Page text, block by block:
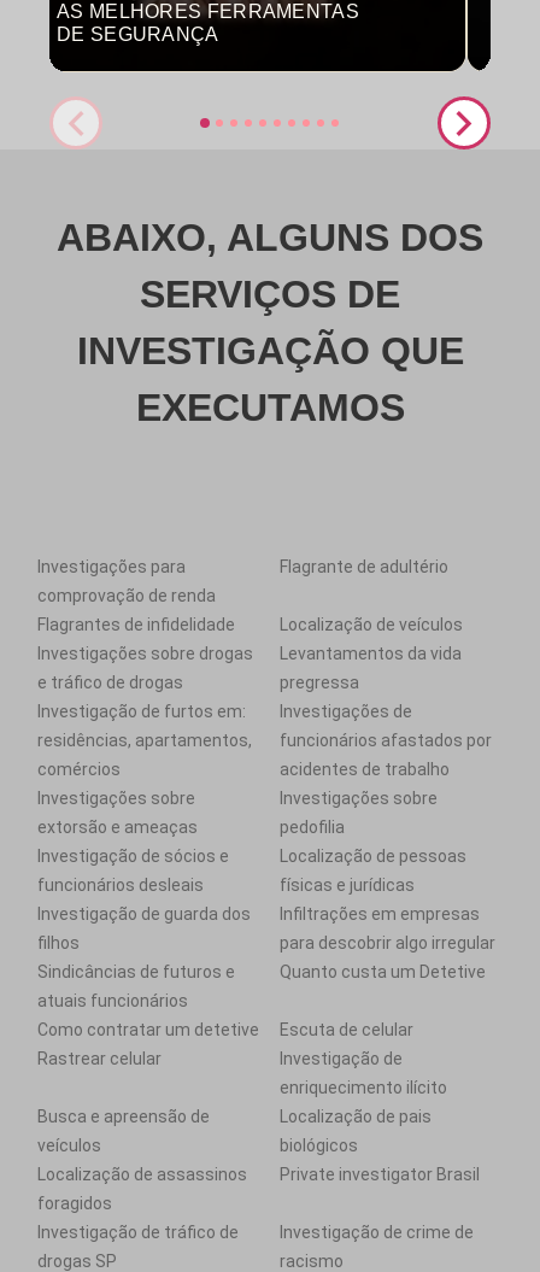
AS MELHORES FERRAMENTAS
DE SEGURANÇA
ABAIXO, ALGUNS DOS
SERVIÇOS DE
INVESTIGAÇÃO QUE
EXECUTAMOS
Investigações para
comprovação de renda
Flagrante de adultério
Flagrantes de infidelidade
Localização de veículos
Investigações sobre drogas
e tráfico de drogas
Levantamentos da vida
pregressa
Investigação de furtos em:
residências, apartamentos,
comércios
Investigações de
funcionários afastados por
acidentes de trabalho
Investigações sobre
extorsão e ameaças
Investigações sobre
pedofilia
Investigação de sócios e
funcionários desleais
Localização de pessoas
físicas e jurídicas
Investigação de guarda dos
filhos
Infiltrações em empresas
para descobrir algo irregular
Sindicâncias de futuros e
atuais funcionários
Quanto custa um Detetive
Como contratar um detetive
Escuta de celular
Rastrear celular
Investigação de
enriquecimento ilícito
Busca e apreensão de
veículos
Localização de pais
biológicos
Localização de assassinos
foragidos
Private investigator Brasil
Investigação de tráfico de
drogas SP
Investigação de crime de
racismo